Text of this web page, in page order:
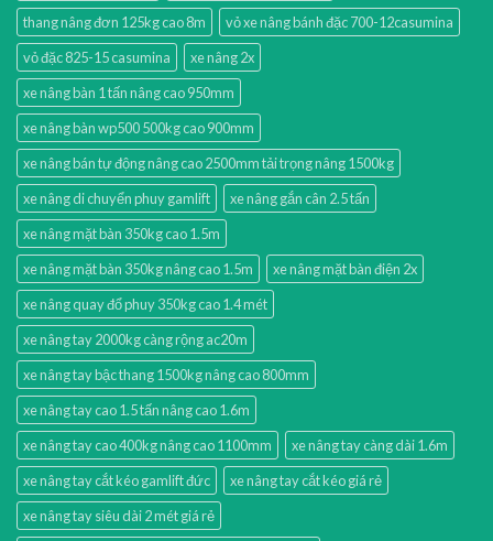
thang nâng đơn 125kg cao 8m
vỏ xe nâng bánh đặc 700-12casumina
vỏ đặc 825-15 casumina
xe nâng 2x
xe nâng bàn 1 tấn nâng cao 950mm
xe nâng bàn wp500 500kg cao 900mm
xe nâng bán tự động nâng cao 2500mm tải trọng nâng 1500kg
xe nâng di chuyển phuy gamlift
xe nâng gắn cân 2.5 tấn
xe nâng mặt bàn 350kg cao 1.5m
xe nâng mặt bàn 350kg nâng cao 1.5m
xe nâng mặt bàn điện 2x
xe nâng quay đổ phuy 350kg cao 1.4 mét
xe nâng tay 2000kg càng rộng ac20m
xe nâng tay bậc thang 1500kg nâng cao 800mm
xe nâng tay cao 1.5 tấn nâng cao 1.6m
xe nâng tay cao 400kg nâng cao 1100mm
xe nâng tay càng dài 1.6m
xe nâng tay cắt kéo gamlift đức
xe nâng tay cắt kéo giá rẻ
xe nâng tay siêu dài 2 mét giá rẻ